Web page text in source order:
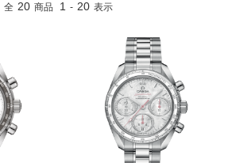
全 20 商品 1 - 20 表示